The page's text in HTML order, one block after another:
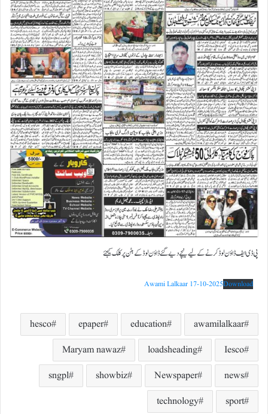
پی ڈی ایف ڈاؤن لوڈ کرنے کے لیے نیچے دیے گئے ڈاؤن لوڈ کے بٹن پر کلک کیجئے
Awami Lalkaar 17-10-2025Download
awamilalkaar
education
epaper
hesco
Iesco
loadsheading
Maryam nawaz
news
Newspaper
showbiz
sngpl
sport
technology